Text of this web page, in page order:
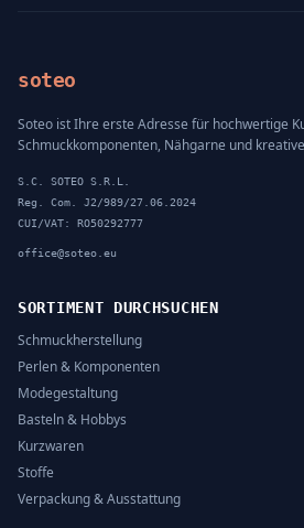
soteo
Soteo ist Ihre erste Adresse für hochwertige
Schmuckkomponenten, Nähgarne und
S.C. SOTEO S.R.L.
Reg. Com. J2/989/27.06.2024
CUI/VAT: RO50292777
office@soteo.eu
SORTIMENT DURCHSUCHEN
Schmuckherstellung
Perlen & Komponenten
Modegestaltung
Basteln & Hobbys
Kurzwaren
Stoffe
Verpackung & Ausstattung